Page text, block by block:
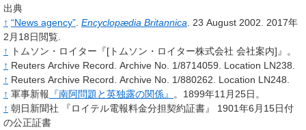
出典
↑ “News agency” Encyclopædia Britannica . 23 August 2002 . 2017年
2月18日閲覧
↑
トムソン・ロイター『[トムソン・ロイター株式会社 会社案内]』。
↑ Reuters Archive Record. Archive No. 1/8714059. Location LN238.
↑ Reuters Archive Record. Archive No. 1/880262. Location LN248.
↑ 軍事新報 『南阿問題と英独露の関係』
。1899年11月25日。
↑ 朝日新聞社 『ロイテル電報料金分担契約証書』 1901年6月15日付
の公正証書